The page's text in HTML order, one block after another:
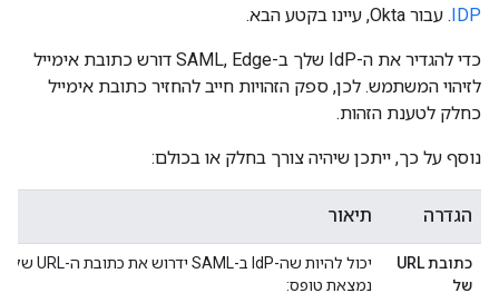
IDP. עבור Okta, עיינו בקטע הבא.
כדי להגדיר את ה-IdP שלך ב-SAML, Edge דורש כתובת אימייל
לזיהוי המשתמש. לכן, ספק הזהויות חייב להחזיר כתובת אימייל
כחלק לטענת הזהות.
נוסף על כך, ייתכן שיהיה צורך בחלק או בכולם:
הגדרה תיאור
כתובת URL
של
נמצאת טופס: